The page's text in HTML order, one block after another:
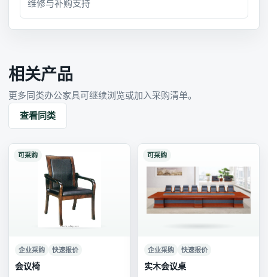
维修与补购支持
相关产品
更多同类办公家具可继续浏览或加入采购清单。
查看同类
可采购
企业采购 快速报价
会议椅
可采购
企业采购 快速报价
实木会议桌